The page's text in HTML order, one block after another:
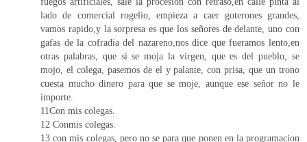
lado de comercial rogelio, empieza a caer goterones grandes,
vamos rapido,y la sorpresa es que los señores de delante, uno con
gafas de la cofradia del nazareno,nos dice que fueramos lento,en
otras palabras, que si se moja la virgen, que es del pueblo, se
mojo, el colega, pasemos de el y palante, con prisa, que un trono
cuesta mucho dinero para que se moje, aunque ese señor no le
importe.
11Con mis colegas.
12 Conmis colegas.
13 con mis colegas, pero no se para que ponen en la programacion